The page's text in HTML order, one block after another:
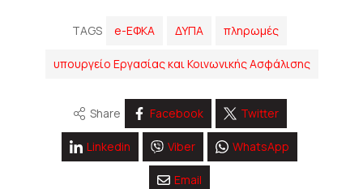
TAGS e-ΕΦΚΑ ΔΥΠΑ πληρωμές
υπουργείο Εργασίας και Κοινωνικής Ασφάλισης
Share Facebook Twitter
Linkedin Viber WhatsApp
Email